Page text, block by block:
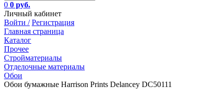
0 0 руб.
Личный кабинет
Войти / Регистрация
Главная страница
Каталог
Прочее
Стройматериалы
Отделочные материалы
Обои
Обои бумажные Harrison Prints Delancey DC50111